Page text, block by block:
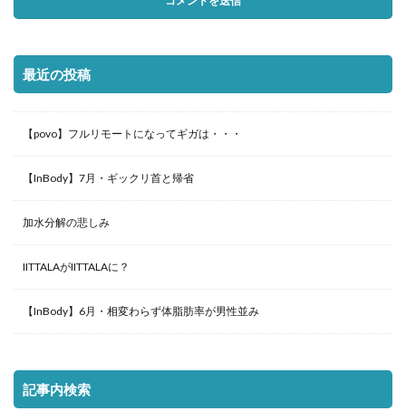
最近の投稿
【povo】フルリモートになってギガは・・・
【InBody】7月・ギックリ首と帰省
加水分解の悲しみ
IITTALAがIITTALAに？
【InBody】6月・相変わらず体脂肪率が男性並み
記事内検索